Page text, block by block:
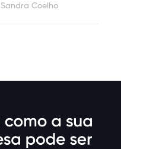
Sandra Coelho